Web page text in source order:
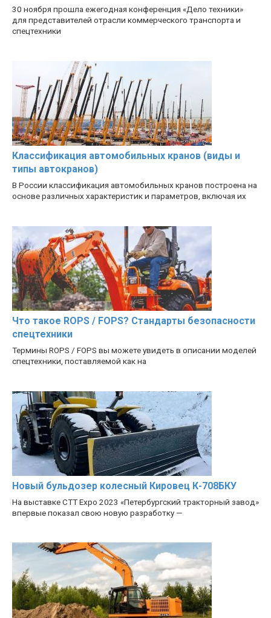
30 ноября прошла ежегодная конференция «Дело техники»
для представителей отрасли коммерческого транспорта и
спецтехники
Классификация автомобильных кранов (виды и
типы автокранов)
В России классификация автомобильных кранов построена на
основе различных характеристик и параметров, включая их
Что такое ROPS / FOPS? Стандарты безопасности
спецтехники
Термины ROPS / FOPS вы можете увидеть в описании моделей
спецтехники, поставляемой как на
Новый бульдозер колесный Кировец К-708БКУ
На выставке CTT Expo 2023 «Петербургский тракторный завод»
впервые показал свою новую разработку —